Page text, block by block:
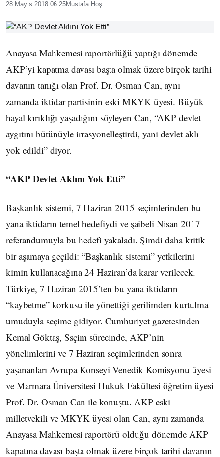
28 Mayıs 2018 06:25Mustafa Hoş
Anayasa Mahkemesi raportörlüğü yaptığı dönemde
AKP’yi kapatma davası başta olmak üzere birçok tarihi
davanın tanığı olan Prof. Dr. Osman Can, aynı
zamanda iktidar partisinin eski MKYK üyesi. Büyük
hayal kırıklığı yaşadığını söyleyen Can, “AKP devlet
aygıtını bütünüyle irrasyonelleştirdi, yani devlet aklı
yok edildi” diyor.
“AKP Devlet Aklını Yok Etti”
Başkanlık sistemi, 7 Haziran 2015 seçimlerinden bu
yana iktidarın temel hedefiydi ve şaibeli Nisan 2017
referandumuyla bu hedefi yakaladı. Şimdi daha kritik
bir aşamaya geçildi: “Başkanlık sistemi” yetkilerini
kimin kullanacağına 24 Haziran’da karar verilecek.
Türkiye, 7 Haziran 2015’ten bu yana iktidarın
“kaybetme” korkusu ile yönettiği gerilimden kurtulma
umuduyla seçime gidiyor. Cumhuriyet gazetesinden
Kemal Göktaş, Ssçim sürecinde, AKP’nin
yönelimlerini ve 7 Haziran seçimlerinden sonra
yaşananları Avrupa Konseyi Venedik Komisyonu üyesi
ve Marmara Üniversitesi Hukuk Fakültesi öğretim üyesi
Prof. Dr. Osman Can ile konuştu. AKP eski
milletvekili ve MKYK üyesi olan Can, aynı zamanda
Anayasa Mahkemesi raportörü olduğu dönemde AKP
kapatma davası başta olmak üzere birçok tarihi davanın